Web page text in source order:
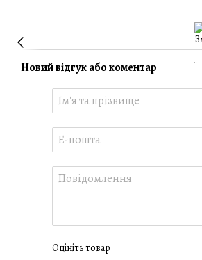
Новий відгук або коментар
Оцініть товар